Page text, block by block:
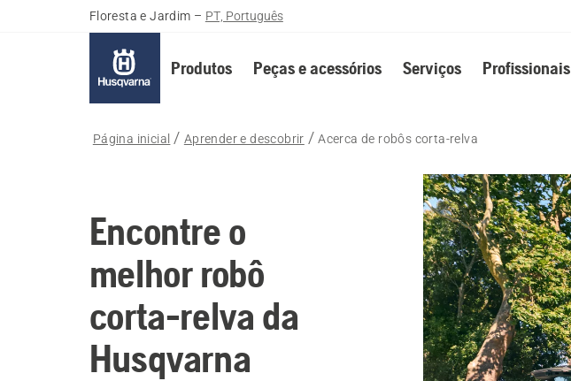
Floresta e Jardim – PT, Português
Produtos Peças e acessórios Serviços Profissionais
Página inicial Aprender e descobrir Acerca de robôs corta-relva
Encontre o
melhor robô
corta-relva da
Husqvarna